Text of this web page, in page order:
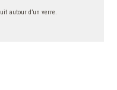
autour d’un verre.